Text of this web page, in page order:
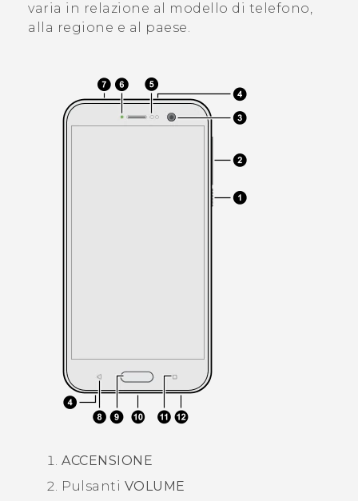
varia in relazione al modello di telefono,
alla regione e al paese.
ACCENSIONE
Pulsanti VOLUME